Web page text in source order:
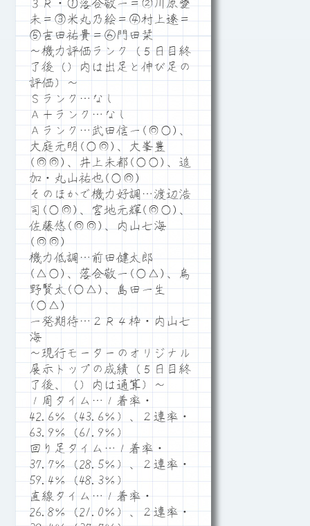
３Ｒ・①落合敬一＝②川原愛
未＝③米丸乃絵＝④村上遼＝
⑤吉田祐貴＝⑥門田栞
～機力評価ランク（５日目終
了後（）内は出足と伸び足の
評価）～
Ｓランク…なし
Ａ＋ランク…なし
Ａランク…武田信一(◎○)、
大庭元明(○◎)、大峯豊
(◎◎)、井上未都(○○)、追
加・丸山祐也(○◎)
そのほかで機力好調…渡辺浩
司(○◎)、宮地元輝(◎○)、
佐藤悠(◎◎)、内山七海
(◎◎)
機力低調…前田健太郎
(△○)、落合敬一(○△)、烏
野賢太(○△)、島田一生
(○△)
一発期待…２Ｒ４枠・内山七
海
～現行モーターのオリジナル
展示トップの成績（５日目終
了後、（）内は通算）～
１周タイム…１着率・
42.6％（43.6％）、２連率・
63.9％（61.9％）
回り足タイム…１着率・
37.7％（28.5％）、２連率・
59.4％（48.3％）
直線タイム…１着率・
26.8％（21.0％）、２連率・